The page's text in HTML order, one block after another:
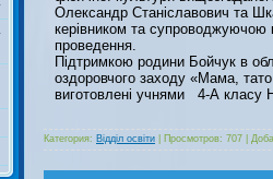
Олександр Станіславович та
керівником та супроводжуючою
проведення.
Підтримкою родини Бойчук в
оздоровчого заходу «Мама,
виготовлені учнями 4-А
Категория: Відділ освіти Просмотров: 707